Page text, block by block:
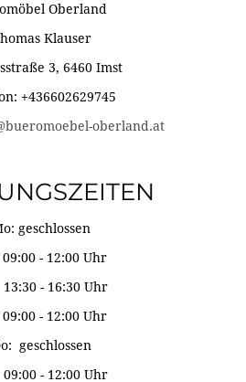
Oberland
Klauser
3, 6460 Imst
+436602629745
oberland.at
geschlossen
- 12:00 Uhr
- 16:30 Uhr
- 12:00 Uhr
geschlossen
- 12:00 Uhr